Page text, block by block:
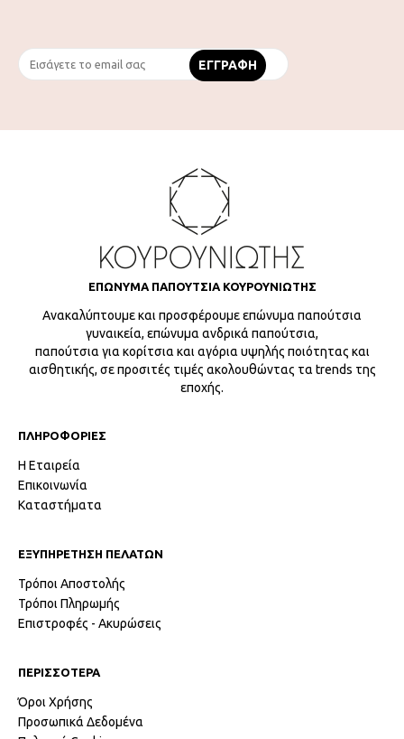
ΕΠΩΝΥΜΑ ΠΑΠΟΥΤΣΙΑ ΚΟΥΡΟΥΝΙΩΤΗΣ
Ανακαλύπτουμε και προσφέρουμε επώνυμα παπούτσια
γυναικεία, επώνυμα ανδρικά παπούτσια,
παπούτσια για κορίτσια και αγόρια υψηλής ποιότητας και
αισθητικής, σε προσιτές τιμές ακολουθώντας τα trends της
εποχής.
ΠΛΗΡΟΦΟΡΙΕΣ
Η Εταιρεία
Επικοινωνία
Καταστήματα
ΕΞΥΠΗΡΕΤΗΣΗ ΠΕΛΑΤΩΝ
Τρόποι Αποστολής
Τρόποι Πληρωμής
Επιστροφές - Ακυρώσεις
ΠΕΡΙΣΣΟΤΕΡΑ
Όροι Χρήσης
Προσωπικά Δεδομένα